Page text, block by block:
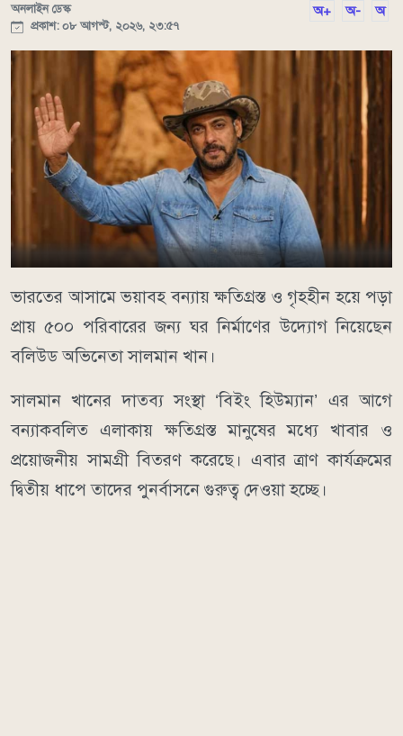
অনলাইন ডেস্ক
প্রকাশ: ০৮ আগস্ট, ২০২৬, ২৩:৫৭
অ+ অ- অ
ভারতের আসামে ভয়াবহ বন্যায় ক্ষতিগ্রস্ত ও গৃহহীন হয়ে পড়া
প্রায় ৫০০ পরিবারের জন্য ঘর নির্মাণের উদ্যোগ নিয়েছেন
বলিউড অভিনেতা সালমান খান।
সালমান খানের দাতব্য সংস্থা ‘বিইং হিউম্যান’ এর আগে
বন্যাকবলিত এলাকায় ক্ষতিগ্রস্ত মানুষের মধ্যে খাবার ও
প্রয়োজনীয় সামগ্রী বিতরণ করেছে। এবার ত্রাণ কার্যক্রমের
দ্বিতীয় ধাপে তাদের পুনর্বাসনে গুরুত্ব দেওয়া হচ্ছে।